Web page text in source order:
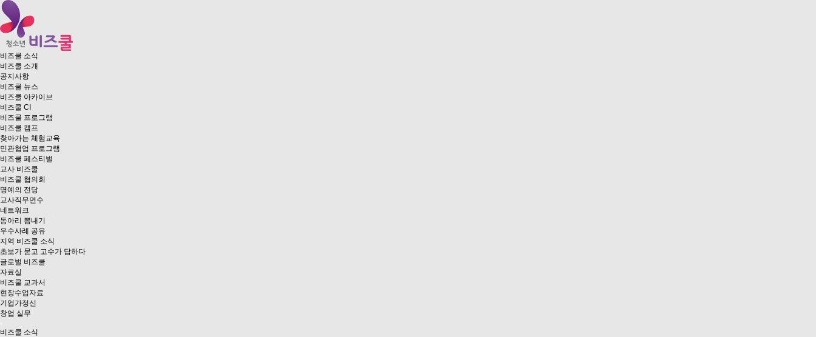
비즈쿨 소식
비즈쿨 소개
공지사항
비즈쿨 뉴스
비즈쿨 아카이브
비즈쿨 CI
비즈쿨 프로그램
비즈쿨 캠프
찾아가는 체험교육
민관협업 프로그램
비즈쿨 페스티벌
교사 비즈쿨
비즈쿨 협의회
명예의 전당
교사직무연수
네트워크
동아리 뽐내기
우수사례 공유
지역 비즈쿨 소식
초보가 묻고 고수가 답하다
글로벌 비즈쿨
자료실
비즈쿨 교과서
현장수업자료
기업가정신
창업 실무
비즈쿨 소식